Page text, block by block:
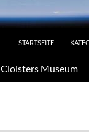
STARTSEITE
Cloisters Museum